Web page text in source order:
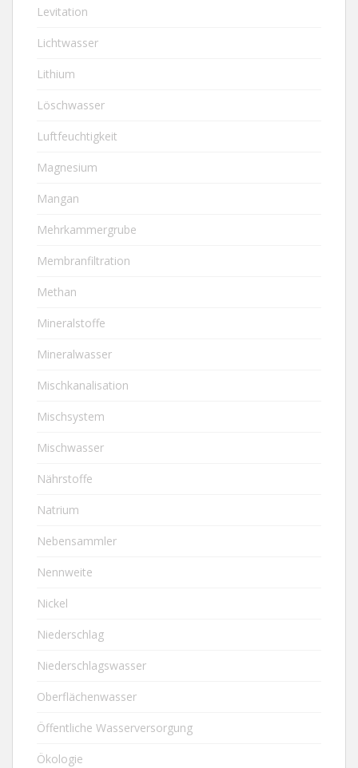
Levitation
Lichtwasser
Lithium
Löschwasser
Luftfeuchtigkeit
Magnesium
Mangan
Mehrkammergrube
Membranfiltration
Methan
Mineralstoffe
Mineralwasser
Mischkanalisation
Mischsystem
Mischwasser
Nährstoffe
Natrium
Nebensammler
Nennweite
Nickel
Niederschlag
Niederschlagswasser
Oberflächenwasser
Öffentliche Wasserversorgung
Ökologie